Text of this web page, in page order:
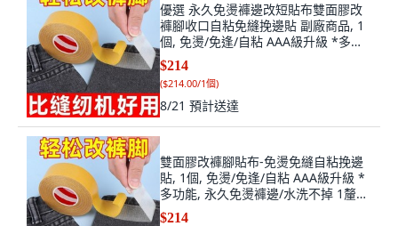
優選 永久免燙褲邊改短貼布雙面膠改
褲腳收口自粘免縫挽邊貼 副廠商品, 1
個, 免燙/免逢/自粘 AAA級升級 *多功
能, 永久免燙褲邊/水洗不掉 1釐米寬*
長5
$214
($214.00/1個)
8/21 預計送達
雙面膠改褲腳貼布-免燙免縫自粘挽邊
貼, 1個, 免燙/免逢/自粘 AAA級升級 *
多功能, 永久免燙褲邊/水洗不掉 1釐米
寬*長5, N/A
$214